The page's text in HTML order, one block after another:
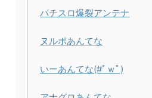
パチスロ爆裂アンテナ
ヌルポあんてな
いーあんてな(#ﾟｗﾟ)